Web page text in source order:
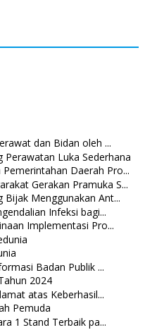
dan Bidan oleh ...
Luka Sederhana
Daerah Pro...
Gerakan Pramuka S...
Menggunakan Ant...
Infeksi bagi...
Implementasi Pro...
Badan Publik ...
2024
atas Keberhasil...
Pemuda
1 Stand Terbaik pa...